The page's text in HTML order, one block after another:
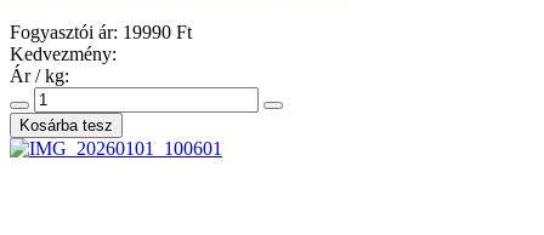
Fogyasztói ár: 19990 Ft
Kedvezmény:
Ár / kg: